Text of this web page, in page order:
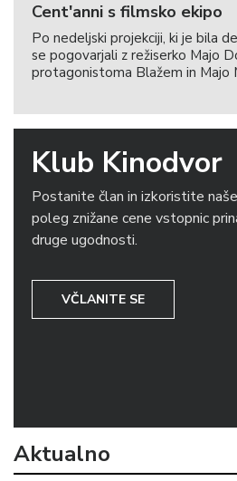
Cent'anni s filmsko ekipo
Po nedeljski projekciji, ki je bila
se pogovarjali z režiserko Majo
protagonistoma Blažem in Majo
Klub Kinodvor
Postanite član in izkoristite
poleg znižane cene vstopnic
druge ugodnosti.
VČLANITE SE
Aktualno